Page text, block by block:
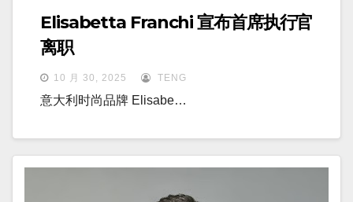
Elisabetta Franchi 宣布首席执行官
离职
10 月 30, 2025 TENG
意大利时尚品牌 Elisabe…